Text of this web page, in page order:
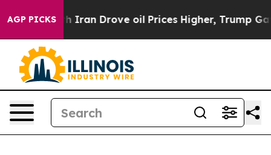
AGP PICKS
With Iran Drove oil Prices Higher, Trump Gave